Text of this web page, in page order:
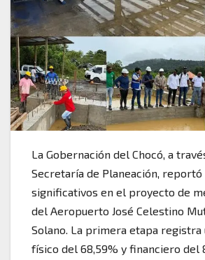
La Gobernación del Chocó, a
Secretaría de Planeación, reportó
significativos en el proyecto de
del Aeropuerto José Celestino
Solano. La primera etapa registra
físico del 68,59% y financiero del